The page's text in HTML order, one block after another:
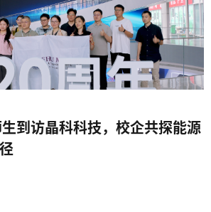
到访晶科科技，校企共探能源